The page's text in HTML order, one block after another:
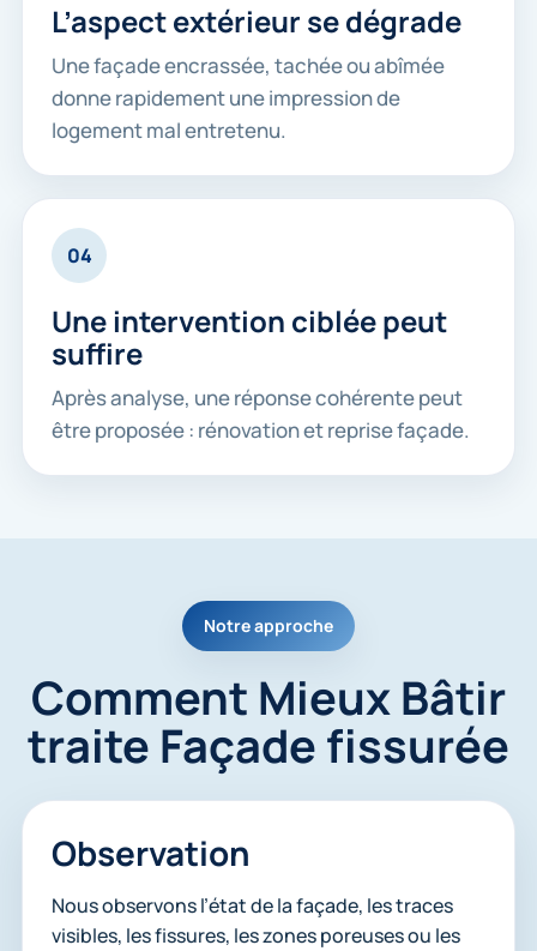
L’aspect extérieur se dégrade
Une façade encrassée, tachée ou abîmée
donne rapidement une impression de
logement mal entretenu.
04
Une intervention ciblée peut
suffire
Après analyse, une réponse cohérente peut
être proposée : rénovation et reprise façade.
Notre approche
Comment Mieux Bâtir
traite Façade fissurée
Observation
Nous observons l’état de la façade, les traces
visibles, les fissures, les zones poreuses ou les